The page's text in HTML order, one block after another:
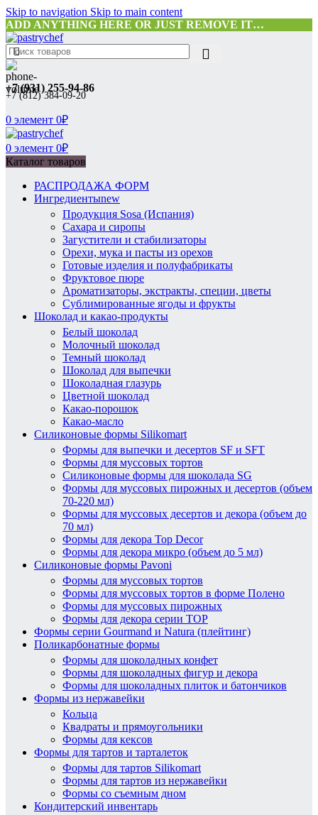
Skip to navigation Skip to main content
ADD ANYTHING HERE OR JUST REMOVE IT…
+7 (931) 255-94-86
+7 (812) 384-09-20
0 элемент 0₽
0 элемент 0₽
Каталог товаров
РАСПРОДАЖА ФОРМ
Ингредиентыnew
Продукция Sosa (Испания)
Сахара и сиропы
Загустители и стабилизаторы
Орехи, мука и пасты из орехов
Готовые изделия и полуфабрикаты
Фруктовое пюре
Ароматизаторы, экстракты, специи, цветы
Сублимированные ягоды и фрукты
Шоколад и какао-продукты
Белый шоколад
Молочный шоколад
Темный шоколад
Шоколад для выпечки
Шоколадная глазурь
Цветной шоколад
Какао-порошок
Какао-масло
Силиконовые формы Silikomart
Формы для выпечки и десертов SF и SFT
Формы для муссовых тортов
Силиконовые формы для шоколада SG
Формы для муссовых пирожных и десертов (объем
70-220 мл)
Формы для муссовых десертов и декора (объем до
70 мл)
Формы для декора Top Decor
Формы для декора микро (объем до 5 мл)
Силиконовые формы Pavoni
Формы для муссовых тортов
Формы для муссовых тортов в форме Полено
Формы для муссовых пирожных
Формы для декора серии TOP
Формы серии Gourmand и Natura (плейтинг)
Поликарбонатные формы
Формы для шоколадных конфет
Формы для шоколадных фигур и декора
Формы для шоколадных плиток и батончиков
Формы из нержавейки
Кольца
Квадраты и прямоугольники
Формы для кексов
Формы для тартов и тарталеток
Формы для тартов Silikomart
Формы для тартов из нержавейки
Формы со съемным дном
Кондитерский инвентарь